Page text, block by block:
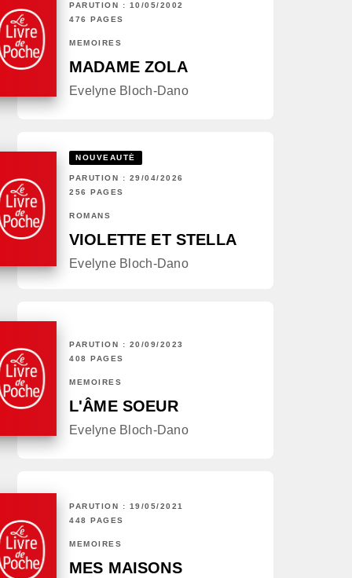
PARUTION : 10/05/2002
476 PAGES
MÉMOIRES
MADAME ZOLA
Evelyne Bloch-Dano
NOUVEAUTÉ
PARUTION : 29/04/2026
256 PAGES
ROMANS
VIOLETTE ET STELLA
Evelyne Bloch-Dano
PARUTION : 20/09/2023
408 PAGES
MÉMOIRES
L'ÂME SOEUR
Evelyne Bloch-Dano
PARUTION : 19/05/2021
448 PAGES
MÉMOIRES
MES MAISONS